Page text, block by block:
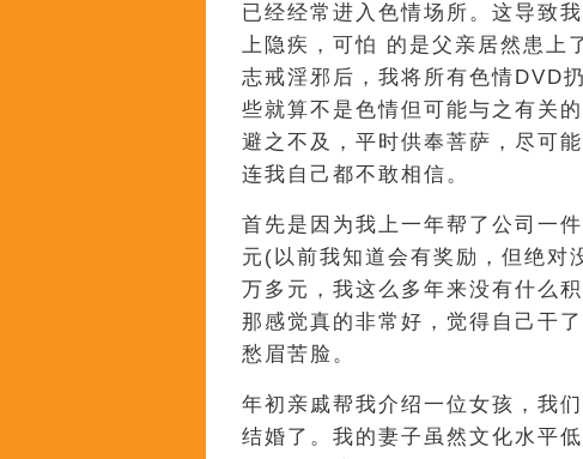
已经经常进入色情场所。这导致
上隐疾，可怕 的是父亲居然患上
志戒淫邪后，我将所有色情DVD
些就算不是色情但可能与之有关
避之不及，平时供奉菩萨，尽可
连我自己都不敢相信。
首先是因为我上一年帮了公司一
元(以前我知道会有奖励，但绝对
万多元，我这么多年来没有什么
那感觉真的非常好，觉得自己干
愁眉苦脸。
年初亲戚帮我介绍一位女孩，我
结婚了。我的妻子虽然文化水平